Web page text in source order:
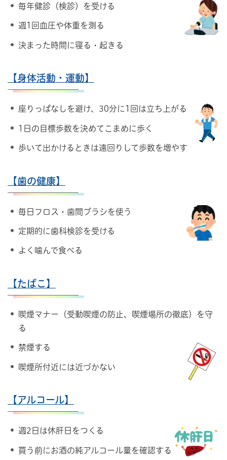
毎年健診（検診）を受ける
週1回血圧や体重を測る
決まった時間に寝る・起きる
【身体活動・運動】
座りっぱなしを避け、30分に1回は立ち上がる
1日の目標歩数を決めてこまめに歩く
歩いて出かけるときは遠回りして歩数を増やす
【歯の健康】
毎日フロス・歯間ブラシを使う
定期的に歯科検診を受ける
よく噛んで食べる
【たばこ】
喫煙マナー（受動喫煙の防止、喫煙場所の徹底）を守
る
禁煙する
喫煙所付近には近づかない
【アルコール】
週2日は休肝日をつくる
買う前にお酒の純アルコール量を確認する